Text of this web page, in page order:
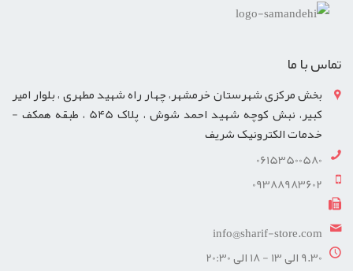
تماس با ما
بخش مرکزی شهرستان خرمشهر، چهار راه شهید مطهری ، بلوار امیر
کبیر، نبش کوچه شهید احمد شوش ، پلاک 545 ، طبقه همکف -
خدمات الکترونیک شریف
06153500580
09388983602
info@sharif-store.com
9.30 الی 13 - 18 الی 20:30